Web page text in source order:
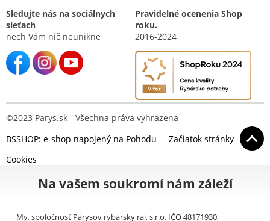
Sledujte nás na sociálnych
sieťach
nech Vám nič neunikne
Pravidelné ocenenia Shop
roku.
2016-2024
©2023 Parys.sk - Všechna práva vyhrazena
BSSHOP: e-shop napojený na Pohodu
Začiatok stránky
Cookies
Na vašem soukromí nám záleží
My, spoločnosť Párysov rybársky raj, s.r.o. IČO 48171930,